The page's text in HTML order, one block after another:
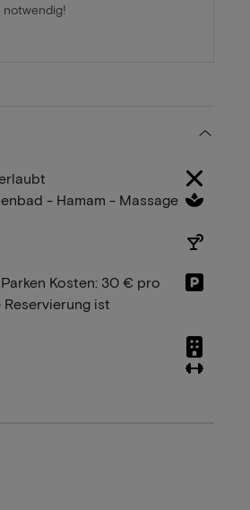
- Hamam - Massage
Kosten: 30 € pro
ist